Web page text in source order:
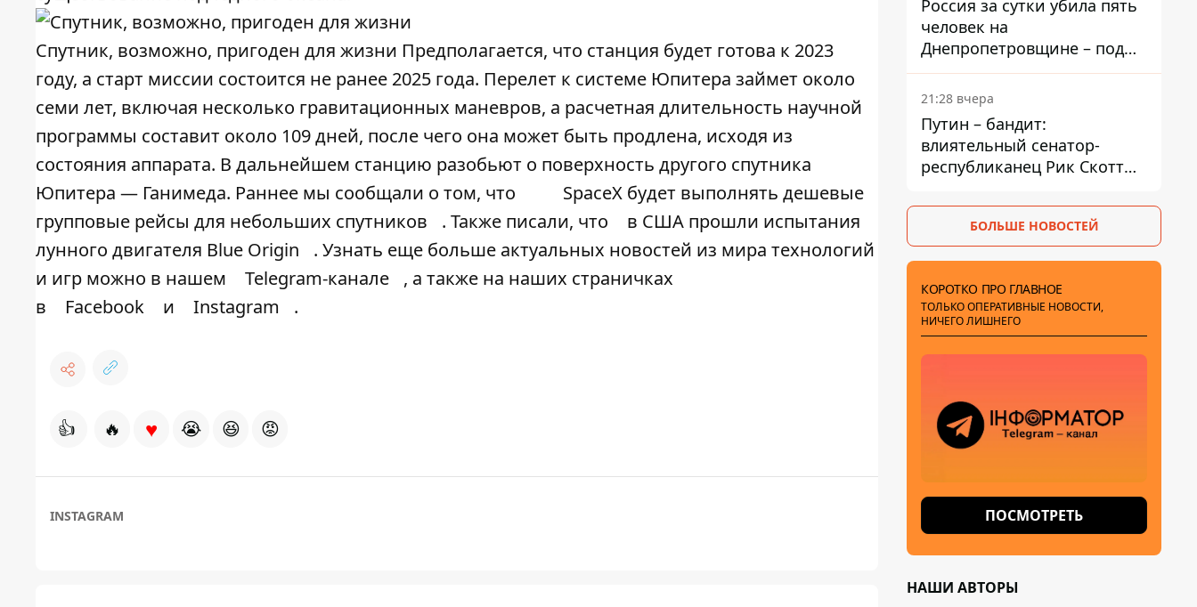
Спутник, возможно, пригоден для жизни Предполагается, что станция будет готова к 2023
году, а старт миссии состоится не ранее 2025 года. Перелет к системе Юпитера займет около
семи лет, включая несколько гравитационных маневров, а расчетная длительность научной
программы составит около 109 дней, после чего она может быть продлена, исходя из
состояния аппарата. В дальнейшем станцию разобьют о поверхность другого спутника
Юпитера — Ганимеда. Раннее мы сообщали о том, что
SpaceX будет выполнять дешевые
групповые рейсы для небольших спутников
. Также писали, что
в США прошли испытания
лунного двигателя Blue Origin
. Узнать еще больше актуальных новостей из мира технологий
и игр можно в нашем
Telegram-канале
, а также на наших страничках
в
Facebook и Instagram .
👍 🔥 ♥ 😭 😆 😡
INSTAGRAM
Россия за сутки убила пять
человек на
Днепропетровщине – под
ударами оказались пять
районов области
21:28 вчера
Путин – бандит:
влиятельный сенатор-
республиканец Рик Скотт
РФ к ответственности за
войну в Украине
БОЛЬШЕ НОВОСТЕЙ
КОРОТКО ПРО ГЛАВНОЕ
ТОЛЬКО ОПЕРАТИВНЫЕ НОВОСТИ,
НИЧЕГО ЛИШНЕГО
ПОСМОТРЕТЬ
НАШИ АВТОРЫ